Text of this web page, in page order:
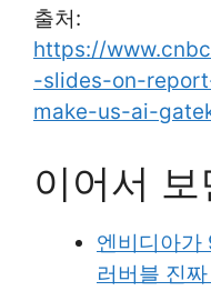
출처:
https://
-slides-on-
make-us-ai-
이어서
엔비디아가
러버블 진